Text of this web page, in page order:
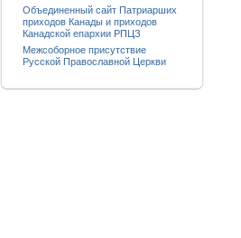
Объединенный сайт Патриарших
приходов Канады и приходов
Канадской епархии РПЦЗ
Межсоборное присутствие
Русской Православной Церкви